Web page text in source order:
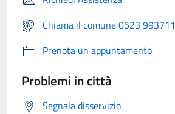
Chiama il comune 0523 993711
Prenota un appuntamento
Problemi in città
Segnala disservizio